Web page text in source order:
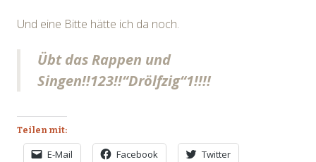
Und eine Bitte hätte ich da noch.
Übt das Rappen und
Singen!!123!!“Drölfzig“1!!!!
Teilen mit:
E-Mail Facebook Twitter